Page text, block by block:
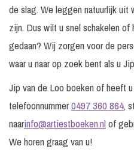
de slag. We leggen natuurlijk uit
zijn. Dus wilt u snel schakelen
gedaan? Wij zorgen voor de
waar u naar op zoek bent als u
Jip van de Loo boeken of heeft
telefoonnummer0497 360 864,
naarinfo@artiestboeken.nlof
We horen graag van u!